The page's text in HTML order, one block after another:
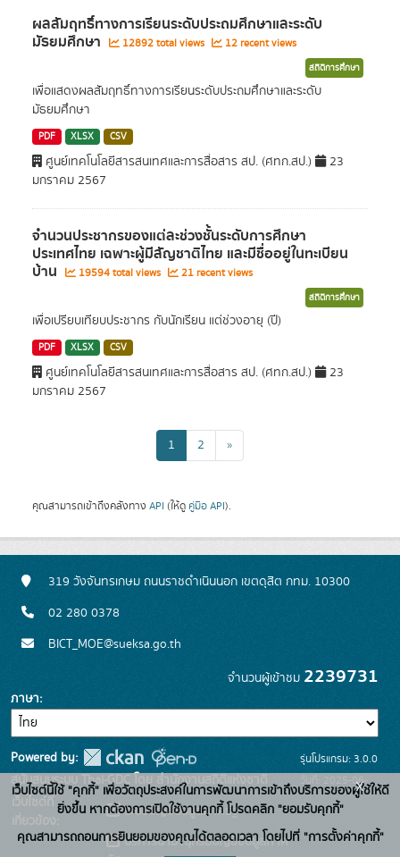
ผลสัมฤทธิ์ทางการเรียนระดับประถมศึกษาและระดับ
มัธยมศึกษา 12892 total views 12 recent views
สถิติการศึกษา
เพื่อแสดงผลสัมฤทธิ์ทางการเรียนระดับประถมศึกษาและระดับ
มัธยมศึกษา
PDF XLSX CSV
ศูนย์เทคโนโลยีสารสนเทศและการสื่อสาร สป. (ศทก.สป.)
23
มกราคม 2567
จำนวนประชากรของแต่ละช่วงชั้นระดับการศึกษา
ประเทศไทย เฉพาะผู้มีสัญชาติไทย และมีชื่ออยู่ในทะเบียน
บ้าน 19594 total views 21 recent views
สถิติการศึกษา
เพื่อเปรียบเทียบประชากร กับนักเรียน แต่ช่วงอายุ (ปี)
PDF XLSX CSV
ศูนย์เทคโนโลยีสารสนเทศและการสื่อสาร สป. (ศทก.สป.)
23
มกราคม 2567
1 2 »
คุณสามารถเข้าถึงคลังทาง API (ให้ดู คู่มือ API).
319 วังจันทรเกษม ถนนราชดำเนินนอก เขตดุสิต กทม. 10300
02 280 0378
BICT_MOE@sueksa.go.th
จำนวนผู้เข้าชม 2239731
ภาษา
Powered by:
สนับสนุนระบบ Thai-GDC โดย สำนักงานสถิติแห่งชาติ
เว็บไซต์ที่
เกี่ยวข้อง:
ระบบบัญชีข้อมูลภาครัฐ
บริการนามานุกรมบัญชีข้อมูลภาค
รุ่นโปรแกรม: 3.0.0
วันที่: 2025-06-
26
เว็บไซต์นี้ใช้ "คุกกี้" เพื่อวัตถุประสงค์ในการพัฒนาการเข้าถึงบริการของผู้ใช้ให้ดี
ยิ่งขึ้น หากต้องการเปิดใช้งานคุกกี้ โปรดคลิก "ยอมรับคุกกี้"
คุณสามารถถอนการยินยอมของคุณได้ตลอดเวลา โดยไปที่ "การตั้งค่าคุกกี้"
x